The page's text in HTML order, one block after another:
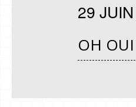
29
OH